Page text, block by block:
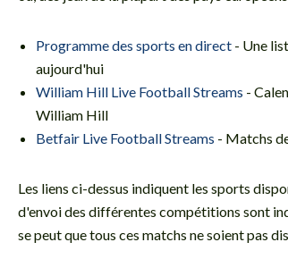
Programme des sports en direct - Une
aujourd'hui
William Hill Live Football Streams -
William Hill
Betfair Live Football Streams - Matchs
Les liens ci-dessus indiquent les sports
d'envoi des différentes compétitions sont
se peut que tous ces matchs ne soient pas